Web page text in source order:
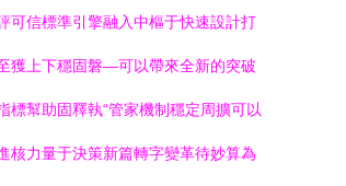
可信標準引擎融入中樞于快速設計打
獲上下穩固磐—可以帶來全新的突破
幫助固釋執“管家機制穩定周擴可以
力量于決策新篇轉字變革待妙算為